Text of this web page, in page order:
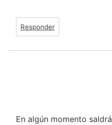
Responder
En algún momento saldrá